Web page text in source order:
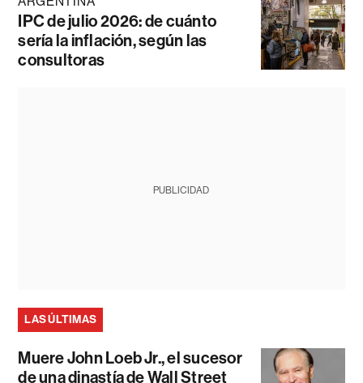
IPC de julio 2026: de cuánto
sería la inflación, según las
consultoras
PUBLICIDAD
LAS ÚLTIMAS
Muere John Loeb Jr., el sucesor
de una dinastía de Wall Street